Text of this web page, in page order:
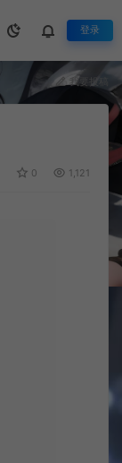
登录
我要投稿
0 1,121